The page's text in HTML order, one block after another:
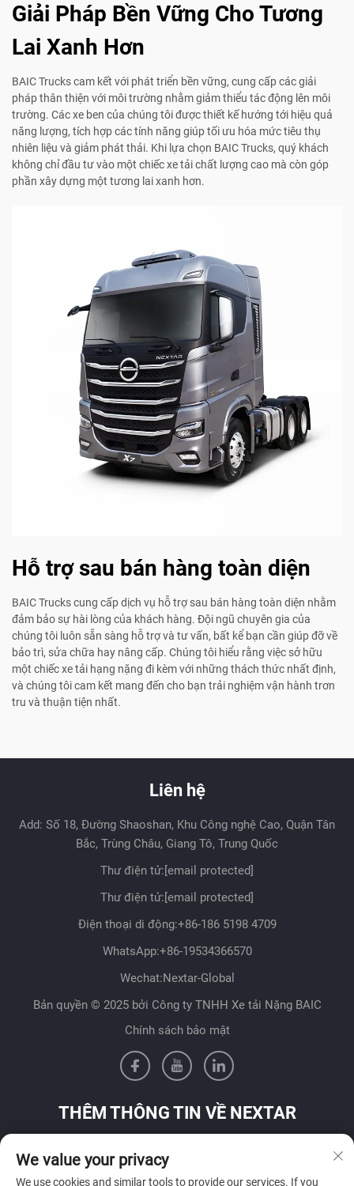
Giải Pháp Bền Vững Cho Tương
Lai Xanh Hơn
BAIC Trucks cam kết với phát triển bền vững, cung cấp các giải
pháp thân thiện với môi trường nhằm giảm thiểu tác động lên môi
trường. Các xe ben của chúng tôi được thiết kế hướng tới hiệu quả
năng lượng, tích hợp các tính năng giúp tối ưu hóa mức tiêu thụ
nhiên liệu và giảm phát thải. Khi lựa chọn BAIC Trucks, quý khách
không chỉ đầu tư vào một chiếc xe tải chất lượng cao mà còn góp
phần xây dựng một tương lai xanh hơn.
Hỗ trợ sau bán hàng toàn diện
BAIC Trucks cung cấp dịch vụ hỗ trợ sau bán hàng toàn diện nhằm
đảm bảo sự hài lòng của khách hàng. Đội ngũ chuyên gia của
chúng tôi luôn sẵn sàng hỗ trợ và tư vấn, bất kể bạn cần giúp đỡ về
bảo trì, sửa chữa hay nâng cấp. Chúng tôi hiểu rằng việc sở hữu
một chiếc xe tải hạng nặng đi kèm với những thách thức nhất định,
và chúng tôi cam kết mang đến cho bạn trải nghiệm vận hành trơn
tru và thuận tiện nhất.
Liên hệ
Add: Số 18, Đường Shaoshan, Khu Công nghệ Cao, Quận Tân
Bắc, Trùng Châu, Giang Tô, Trung Quốc
Thư điện tử:[email protected]
Thư điện tử:[email protected]
Điện thoại di động:+86-186 5198 4709
WhatsApp:+86-19534366570
Wechat:Nextar-Global
Bản quyền © 2025 bởi Công ty TNHH Xe tải Nặng BAIC
Chính sách bảo mật
THÊM THÔNG TIN VỀ NEXTAR
We value your privacy
We use cookies and similar tools to provide our services. If you